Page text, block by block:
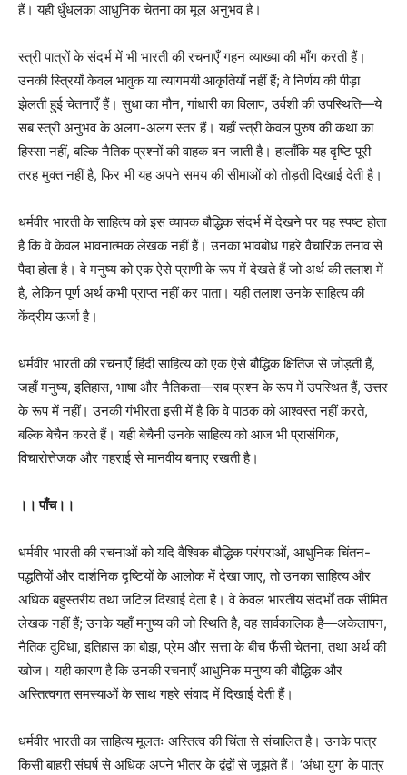
हैं। यही धुँधलका आधुनिक चेतना का मूल अनुभव है।
स्त्री पात्रों के संदर्भ में भी भारती की रचनाएँ गहन व्याख्या की माँग करती हैं।
उनकी स्त्रियाँ केवल भावुक या त्यागमयी आकृतियाँ नहीं हैं; वे निर्णय की पीड़ा
झेलती हुई चेतनाएँ हैं। सुधा का मौन, गांधारी का विलाप, उर्वशी की उपस्थिति—ये
सब स्त्री अनुभव के अलग-अलग स्तर हैं। यहाँ स्त्री केवल पुरुष की कथा का
हिस्सा नहीं, बल्कि नैतिक प्रश्नों की वाहक बन जाती है। हालाँकि यह दृष्टि पूरी
तरह मुक्त नहीं है, फिर भी यह अपने समय की सीमाओं को तोड़ती दिखाई देती है।
धर्मवीर भारती के साहित्य को इस व्यापक बौद्धिक संदर्भ में देखने पर यह स्पष्ट होता
है कि वे केवल भावनात्मक लेखक नहीं हैं। उनका भावबोध गहरे वैचारिक तनाव से
पैदा होता है। वे मनुष्य को एक ऐसे प्राणी के रूप में देखते हैं जो अर्थ की तलाश में
है, लेकिन पूर्ण अर्थ कभी प्राप्त नहीं कर पाता। यही तलाश उनके साहित्य की
केंद्रीय ऊर्जा है।
धर्मवीर भारती की रचनाएँ हिंदी साहित्य को एक ऐसे बौद्धिक क्षितिज से जोड़ती हैं,
जहाँ मनुष्य, इतिहास, भाषा और नैतिकता—सब प्रश्न के रूप में उपस्थित हैं, उत्तर
के रूप में नहीं। उनकी गंभीरता इसी में है कि वे पाठक को आश्वस्त नहीं करते,
बल्कि बेचैन करते हैं। यही बेचैनी उनके साहित्य को आज भी प्रासंगिक,
विचारोत्तेजक और गहराई से मानवीय बनाए रखती है।
।। पाँच।।
धर्मवीर भारती की रचनाओं को यदि वैश्विक बौद्धिक परंपराओं, आधुनिक चिंतन-
पद्धतियों और दार्शनिक दृष्टियों के आलोक में देखा जाए, तो उनका साहित्य और
अधिक बहुस्तरीय तथा जटिल दिखाई देता है। वे केवल भारतीय संदर्भों तक सीमित
लेखक नहीं हैं; उनके यहाँ मनुष्य की जो स्थिति है, वह सार्वकालिक है—अकेलापन,
नैतिक दुविधा, इतिहास का बोझ, प्रेम और सत्ता के बीच फँसी चेतना, तथा अर्थ की
खोज। यही कारण है कि उनकी रचनाएँ आधुनिक मनुष्य की बौद्धिक और
अस्तित्वगत समस्याओं के साथ गहरे संवाद में दिखाई देती हैं।
धर्मवीर भारती का साहित्य मूलतः अस्तित्व की चिंता से संचालित है। उनके पात्र
किसी बाहरी संघर्ष से अधिक अपने भीतर के द्वंद्वों से जूझते हैं। ‘अंधा युग’ के पात्र